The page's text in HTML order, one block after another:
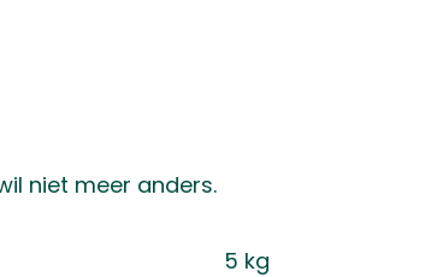
niet meer anders.
5 kg